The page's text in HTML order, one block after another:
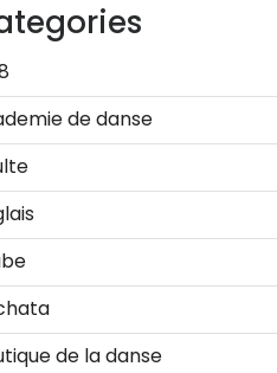
de danse
de la danse